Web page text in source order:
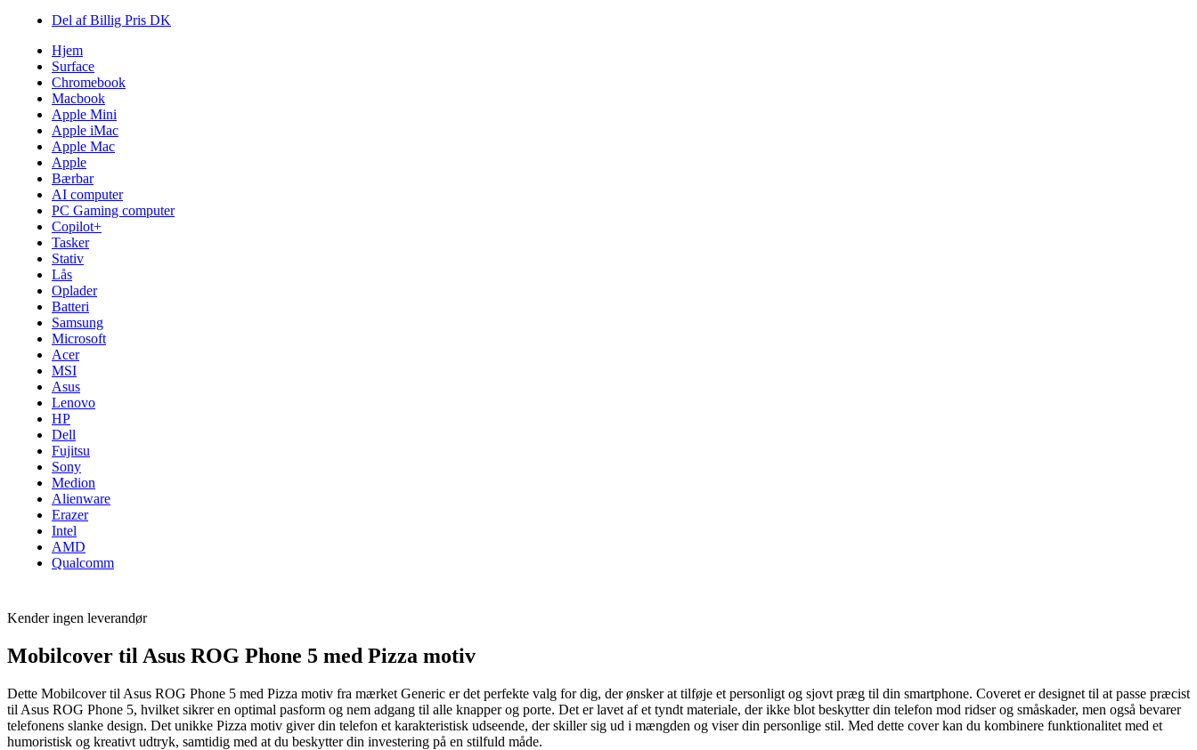
Del af Billig Pris DK
Hjem
Surface
Chromebook
Macbook
Apple Mini
Apple iMac
Apple Mac
Apple
Bærbar
AI computer
PC Gaming computer
Copilot+
Tasker
Stativ
Lås
Oplader
Batteri
Samsung
Microsoft
Acer
MSI
Asus
Lenovo
HP
Dell
Fujitsu
Sony
Medion
Alienware
Erazer
Intel
AMD
Qualcomm
Kender ingen leverandør
Mobilcover til Asus ROG Phone 5 med Pizza motiv
Dette Mobilcover til Asus ROG Phone 5 med Pizza motiv fra mærket Generic er det perfekte valg for dig, der ønsker at tilføje et personligt og sjovt præg til din smartphone. Coveret er designet til at passe præcist
til Asus ROG Phone 5, hvilket sikrer en optimal pasform og nem adgang til alle knapper og porte. Det er lavet af et tyndt materiale, der ikke blot beskytter din telefon mod ridser og småskader, men også bevarer
telefonens slanke design. Det unikke Pizza motiv giver din telefon et karakteristisk udseende, der skiller sig ud i mængden og viser din personlige stil. Med dette cover kan du kombinere funktionalitet med et
humoristisk og kreativt udtryk, samtidig med at du beskytter din investering på en stilfuld måde.